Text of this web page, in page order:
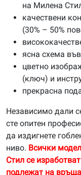
на Милена
качествени
(30% – 50%
ясна схема
цветно
(ключ) и
прекрасна
Независимо дали
сте опитен
да издигнете
ниво. Всички
Стил се
подлежат на